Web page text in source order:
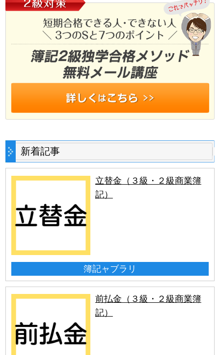
新着記事
立替金（３級・２級商業簿
記）
簿記ャブラリ
前払金（３級・２級商業簿
記）